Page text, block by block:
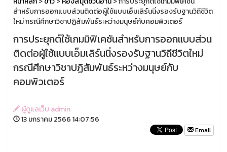
สำหรับการออกแบบส่วนติดต่อผู้ใช้แบบเอ็มเลิร์นนิ่งรองรับฐานวิถีชีวิต
ใหม่ กรณีศึกษาวิชาปฏิสัมพันธ์ระหว่างมนุษย์กับคอมพิวเตอร์
การประยุกต์ใช้เกมมิฟิเคชันสำหรับการออกแบบส่วน
ติดต่อผู้ใช้แบบเอ็มเลิร์นนิ่งรองรับฐานวิถีชีวิตใหม่
กรณีศึกษาวิชาปฏิสัมพันธ์ระหว่างมนุษย์กับ
คอมพิวเตอร์
ผู้ดูแลเว็บ admin
13 มกราคม 2566 14:07:56
Email